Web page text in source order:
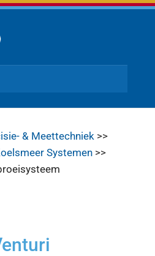
& Meettechniek>>
Systemen>>